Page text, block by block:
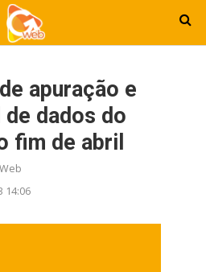
apuração e
dados do
fim de abril
14:06